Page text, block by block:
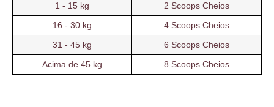
1 - 15 kg
2 Scoops Cheios
16 - 30 kg
4 Scoops Cheios
31 - 45 kg
6 Scoops Cheios
Acima de 45 kg
8 Scoops Cheios